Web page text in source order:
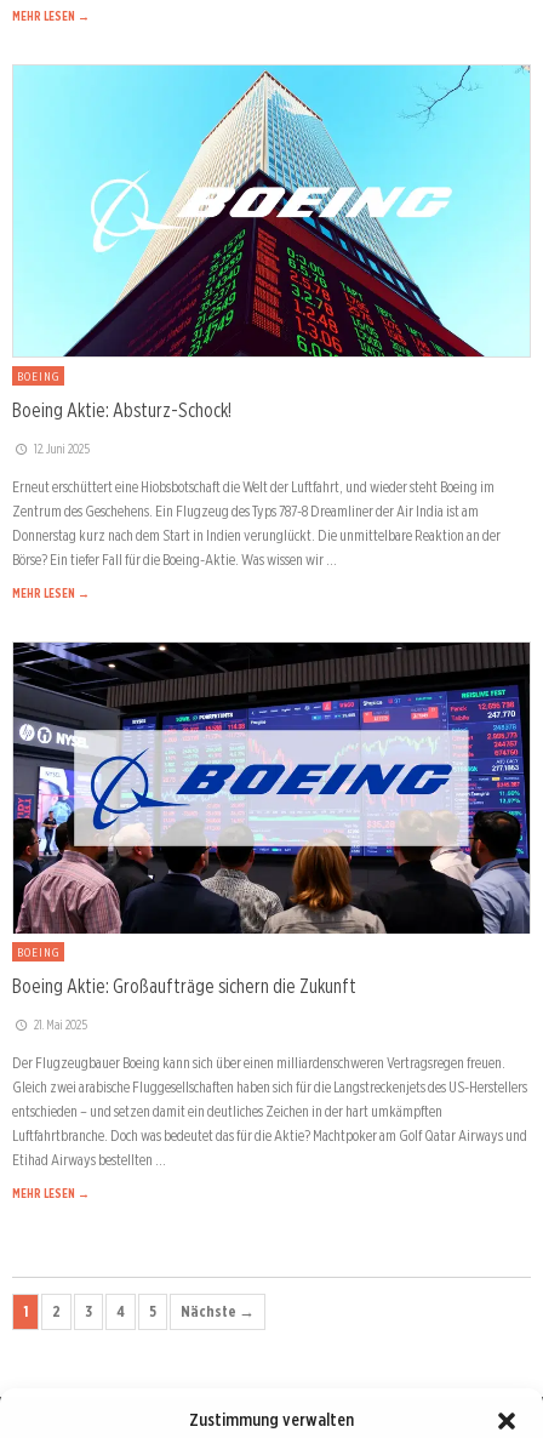
Zustimmung verwalten
MEHR LESEN →
BOEING
Boeing Aktie: Absturz-Schock!
12. Juni 2025
Erneut erschüttert eine Hiobsbotschaft die Welt der Luftfahrt, und wieder steht Boeing im
Zentrum des Geschehens. Ein Flugzeug des Typs 787-8 Dreamliner der Air India ist am
Donnerstag kurz nach dem Start in Indien verunglückt. Die unmittelbare Reaktion an der
Börse? Ein tiefer Fall für die Boeing-Aktie. Was wissen wir …
MEHR LESEN →
BOEING
Boeing Aktie: Großaufträge sichern die Zukunft
21. Mai 2025
Der Flugzeugbauer Boeing kann sich über einen milliardenschweren Vertragsregen freuen.
Gleich zwei arabische Fluggesellschaften haben sich für die Langstreckenjets des US-Herstellers
entschieden – und setzen damit ein deutliches Zeichen in der hart umkämpften
Luftfahrtbranche. Doch was bedeutet das für die Aktie? Machtpoker am Golf Qatar Airways und
Etihad Airways bestellten …
MEHR LESEN →
1 2 3 4 5 Nächste →